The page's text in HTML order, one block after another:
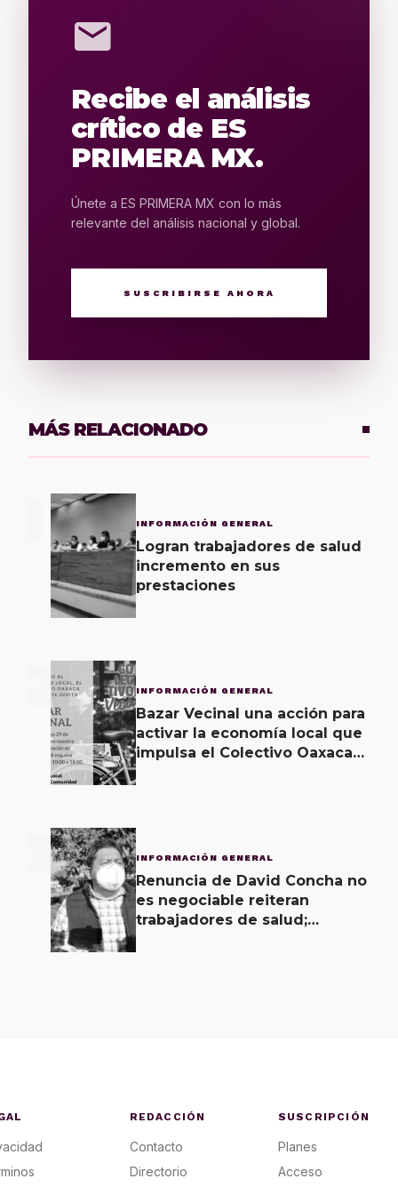
mail
Recibe el análisis
crítico de ES
PRIMERA MX.
Únete a ES PRIMERA MX con lo más
relevante del análisis nacional y global.
SUSCRIBIRSE AHORA
MÁS RELACIONADO
INFORMACIÓN GENERAL
Logran trabajadores de salud
incremento en sus
prestaciones
2 INFORMACIÓN GENERAL
Bazar Vecinal una acción para
activar la economía local que
impulsa el Colectivo Oaxaca
3 INFORMACIÓN GENERAL
Renuncia de David Concha no
es negociable reiteran
trabajadores de salud;
REDACCIÓN
Contacto
Directorio
SUSCRIPCIÓN
Planes
Acceso